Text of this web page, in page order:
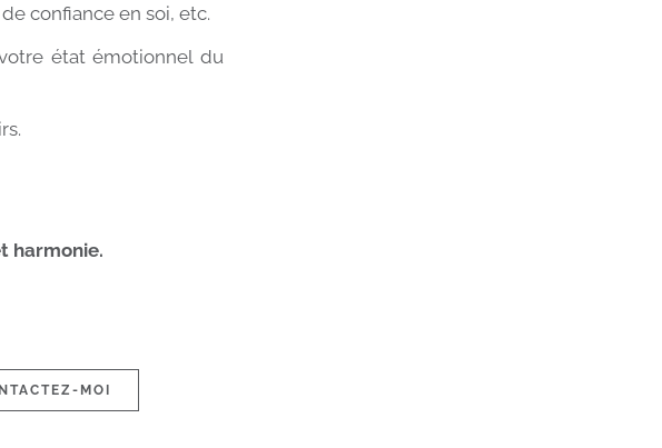
confiance en soi, etc.
état émotionnel du
harmonie.
MOI